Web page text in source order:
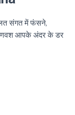
संगत में फंसने,
आपके अंदर के डर